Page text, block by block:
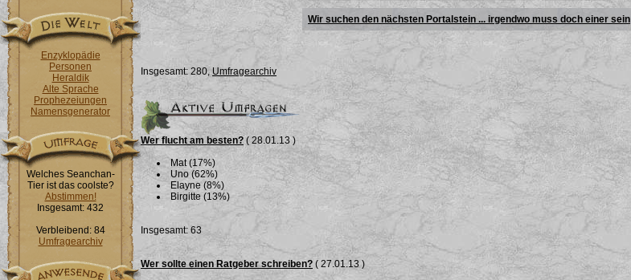
Enzyklopädie
Personen
Heraldik
Alte Sprache
Prophezeiungen
Namensgenerator
Welches Seanchan-
Tier ist das coolste?
Abstimmen!
Insgesamt: 432
Verbleibend: 84
Umfragearchiv
Wir suchen den nächsten Portalstein ... irgendwo muss doch einer sein
Insgesamt: 280,Umfragearchiv
Wer flucht am besten?( 28.01.13 )
Mat (17%)
Uno (62%)
Elayne (8%)
Birgitte (13%)
Insgesamt: 63
Wer sollte einen Ratgeber schreiben? ( 27.01.13 )